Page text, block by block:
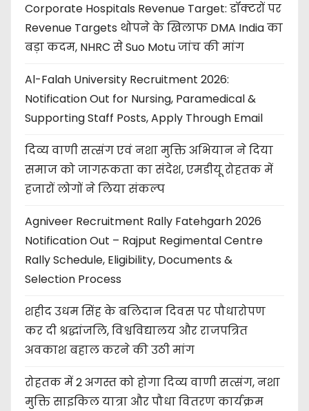
Corporate Hospitals Revenue Target: डॉक्टरों पर
Revenue Targets थोपने के खिलाफ DMA India का
बड़ा कदम, NHRC से Suo Motu जांच की मांग
Al-Falah University Recruitment 2026:
Notification Out for Nursing, Paramedical &
Supporting Staff Posts, Apply Through Email
दिव्य वाणी सत्संग एवं नशा मुक्ति अभियान ने दिया
समाज को जागरूकता का संदेश, एमडीयू रोहतक में
हजारों लोगों ने लिया संकल्प
Agniveer Recruitment Rally Fatehgarh 2026
Notification Out – Rajput Regimental Centre
Rally Schedule, Eligibility, Documents &
Selection Process
शहीद उधम सिंह के बलिदान दिवस पर पौधारोपण
कर दी श्रद्धांजलि, विश्वविद्यालय और राजपत्रित
अवकाश बहाल करने की उठी मांग
रोहतक में 2 अगस्त को होगा दिव्य वाणी सत्संग, नशा
मुक्ति साइकिल यात्रा और पौधा वितरण कार्यक्रम